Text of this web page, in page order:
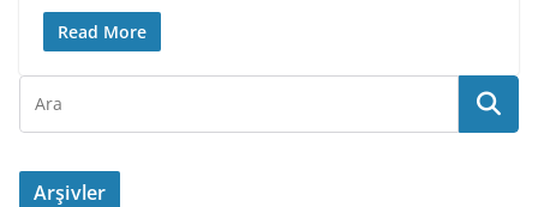
Read More
Arşivler